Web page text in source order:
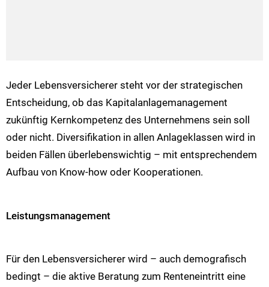
Jeder Lebensversicherer steht vor der strategischen
Entscheidung, ob das Kapitalanlagemanagement
zukünftig Kernkompetenz des Unternehmens sein soll
oder nicht. Diversifikation in allen Anlageklassen wird in
beiden Fällen überlebenswichtig – mit entsprechendem
Aufbau von Know-how oder Kooperationen.
Leistungsmanagement
Für den Lebensversicherer wird – auch demografisch
bedingt – die aktive Beratung zum Renteneintritt eine